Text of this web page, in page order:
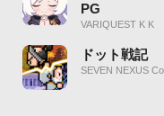
PG
VARIQUEST K K
ドット戦記
SEVEN NEXUS